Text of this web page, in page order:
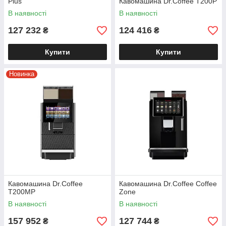
Кавомашина з програмами напоїв
В наявності
127 232 ₴
Купити
В наявності
124 416 ₴
Купити
Новинка
Кавомашина Dr.Coffee
T200MP
В наявності
157 952 ₴
Кавомашина Dr.Coffee Coffee
Zone
В наявності
127 744 ₴